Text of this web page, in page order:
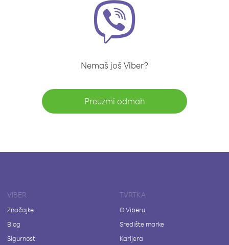
Nemaš još Viber?
Preuzmi odmah
VIBER
Značajke
Blog
Sigurnost
TVRTKA
O Viberu
Središte marke
Karijera